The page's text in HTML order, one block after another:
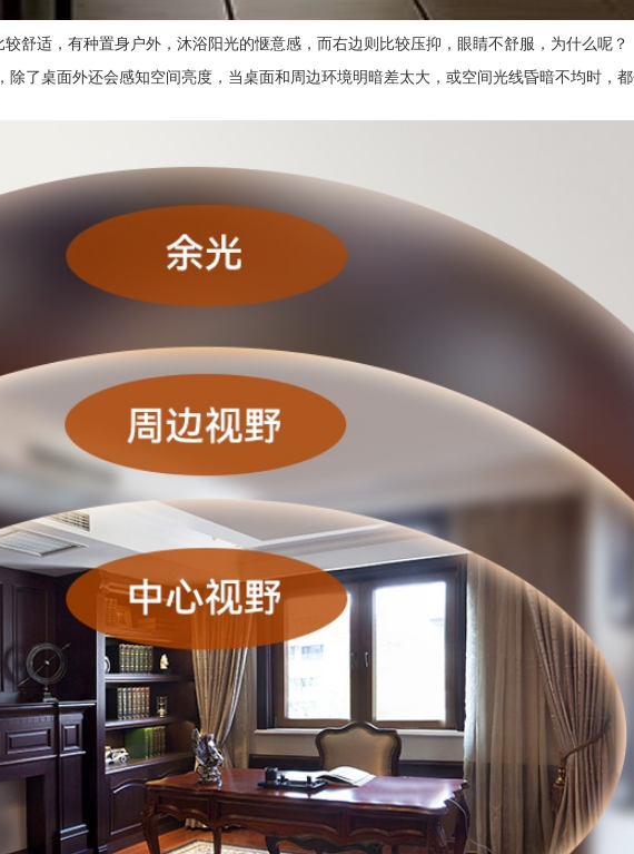
舒适，有种置身户外，沐浴阳光的惬意感，而右边则比较压抑，眼睛不舒服，为什么呢？
除了桌面外还会感知空间亮度，当桌面和周边环境明暗差太大，或空间光线昏暗不均时，